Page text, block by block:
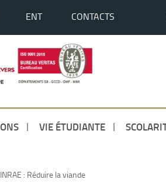
ENT CONTACTS
VIE ÉTUDIANTE
: Réduire la viande